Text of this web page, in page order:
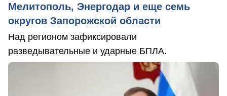
Мелитополь, Энергодар и еще семь
округов Запорожской области
Над регионом зафиксировали
разведывательные и ударные БПЛА.